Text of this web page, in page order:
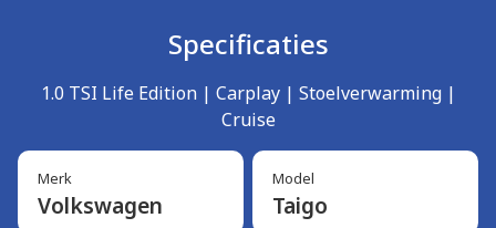
Specificaties
1.0 TSI Life Edition | Carplay | Stoelverwarming |
Cruise
Merk
Volkswagen
Model
Taigo